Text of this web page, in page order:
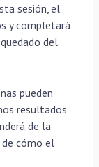
sesión, el
y completará
del
pueden
resultados
de la
cómo el